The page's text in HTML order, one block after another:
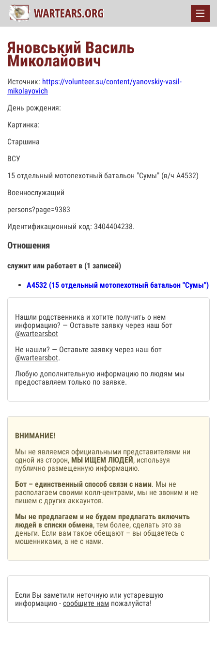
Яновський Василь
Миколайович
Источник: https://volunteer.su/content/yanovskiy-vasil-
mikolayovich
День рождения:
Картинка:
Старшина
ВСУ
15 отдельный мотопехотный батальон "Сумы" (в/ч А4532)
Военнослужащий
persons?page=9383
Идентификационный код: 3404404238.
Отношения
служит или работает в (1 записей)
А4532 (15 отдельный мотопехотный батальон "Сумы")
Нашли родственника и хотите получить о нем
информацию? — Оставьте заявку через наш бот
@wartearsbot
Не нашли? — Оставьте заявку через наш бот
@wartearsbot.
Любую дополнительную информацию по людям мы
предоставляем только по заявке.
ВНИМАНИЕ!
Мы не являемся официальными представителями ни
одной из сторон, МЫ ИЩЕМ ЛЮДЕЙ, используя
публично размещенную информацию.
Бот – единственный способ связи с нами. Мы не
располагаем своими колл-центрами, мы не звоним и не
пишем с других аккаунтов.
Мы не предлагаем и не будем предлагать включить
людей в списки обмена, тем более, сделать это за
деньги. Если вам такое обещают – вы общаетесь с
мошенниками, а не с нами.
Если Вы заметили неточную или устаревшую
информацию - сообщите нам пожалуйста!